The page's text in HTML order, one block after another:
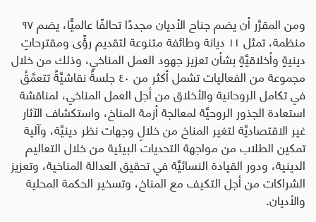
ومن المقرَّر أن يضم جناح الأديان مجددًا تحالفًا عالميًّا، يضم ٩٧
منظمة، تمثل ١١ ديانة وطائفة متنوعة لتقديم رؤًى ومقترحاتٍ
دينيةٍ وأخلاقيَّةٍ بشأن تعزيز جهود العمل المناخي، وذلك من خلال
مجموعة من الفعاليات تشمل أكثر من ٤٠ جلسةً نقاشيَّةً تتعمَّقُ
في تكامل الروحانية والأخلاق من أجل العمل المناخي، لمناقشة
استعادة الجذور الروحيَّة لمعالجة أزمة المناخ، واستكشاف الآثار
غير الاقتصاديَّة لتغير المناخ من خلالِ وجهات نظر دينيَّة، وآلية
تمكين الطلاب من مواجهة التحديات البيئية من خلال التعاليم
الدينية، ودور القيادة النسائيَّة في تحقيق العدالة المناخية، وتعزيز
الشراكات من أجل التكيف مع المناخ، وتسخير الحكمة المحلية
والأديان.